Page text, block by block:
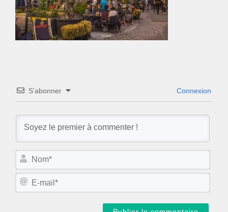
S’abonner Connexion
N
m
E